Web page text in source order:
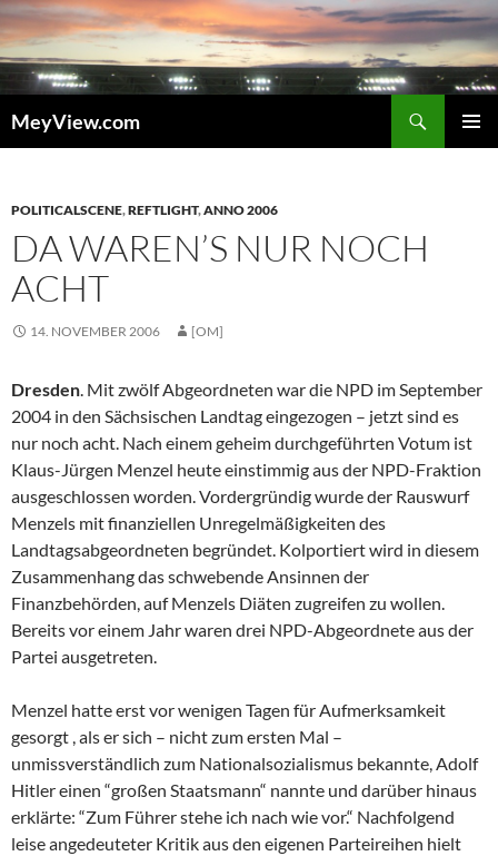
Zum
Inhalt
springen
MeyView.com
POLITICALSCENE,REFTLIGHT,ANNO 2006
DA WAREN’S NUR NOCH
ACHT
14. NOVEMBER 2006 [OM]
Dresden. Mit zwölf Abgeordneten war die NPD im September
2004 in den Sächsischen Landtag eingezogen – jetzt sind es
nur noch acht. Nach einem geheim durchgeführten Votum ist
Klaus-Jürgen Menzel heute einstimmig aus der NPD-Fraktion
ausgeschlossen worden. Vordergründig wurde der Rauswurf
Menzels mit finanziellen Unregelmäßigkeiten des
Landtagsabgeordneten begründet. Kolportiert wird in diesem
Zusammenhang das schwebende Ansinnen der
Finanzbehörden, auf Menzels Diäten zugreifen zu wollen.
Bereits vor einem Jahr waren drei NPD-Abgeordnete aus der
Partei ausgetreten.
Menzel hatte erst vor wenigen Tagen für Aufmerksamkeit
gesorgt , als er sich – nicht zum ersten Mal –
unmissverständlich zum Nationalsozialismus bekannte, Adolf
Hitler einen “großen Staatsmann“ nannte und darüber hinaus
erklärte: “Zum Führer stehe ich nach wie vor.“ Nachfolgend
leise angedeuteter Kritik aus den eigenen Parteireihen hielt